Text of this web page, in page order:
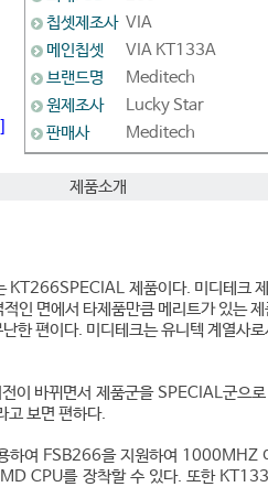
칩셋제조사 VIA
메인칩셋
VIA KT133A
브랜드명
Meditech
원제조사
Lucky Star
판매사
Meditech
제품소개
KT266SPECIAL 제품이다. 미디테크
인 면에서 타제품만큼 메리트가 있는
한 편이다. 미디테크는 유니텍 계열사
이 바뀌면서 제품군을 SPECIAL군으
고 보면 편하다.
하여 FSB266을 지원하여 1000MHZ
CPU를 장착할 수 있다. 또한